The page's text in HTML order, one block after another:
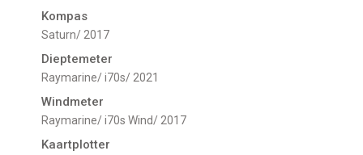
Kompas
Saturn/ 2017
Dieptemeter
Raymarine/ i70s/ 2021
Windmeter
Raymarine/ i70s Wind/ 2017
Kaartplotter